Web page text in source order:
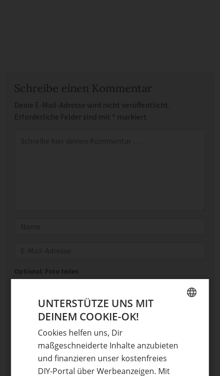
Schreibe einen Kommentar
Deine E-Mail-Adresse wird nicht veröffentlicht.
Erforderliche Felder sind mit * markiert
Optional: Foto teilen
Keine Datei ausgewählt
Maximale Dateigröße: 8 MB.
Bild
UNTERSTÜTZE UNS MIT
DEINEM COOKIE-OK!
Cookies helfen uns, Dir
maßgeschneiderte Inhalte anzubieten
und finanzieren unser kostenfreies
DIY-Portal über Werbeanzeigen. Mit